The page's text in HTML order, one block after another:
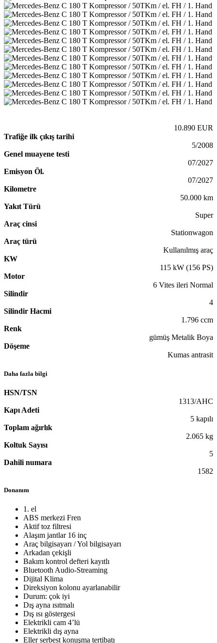
10.890 EUR
Trafiğe ilk çıkış tarihi
5/2008
Genel muayene testi
07/2027
Emisyon Öl.
07/2027
Kilometre
50.000 km
Yakıt Türü
Super
Araç cinsi
Stationwagon
Araç türü
Kullanılmış araç
KW
115 kW (156 PS)
Motor
6 Vites ileri Normal
Silindir
4
Silindir Hacmi
1.796 ccm
Renk
gümüş Metalik Boya
Döşeme
Kumas antrasit
Daha fazla bilgi
HSN/TSN
1313/AHC
Kapı Adeti
5 kapılı
Toplam ağırlık
2.065 kg
Koltuk Sayısı
5
Dahili numara
1582
Donanım
1. el
ABS merkezi Fren
Aktif toz filtresi
Alaşım jantlar 16 inç
Araç bilgisayarı / Yol bilgisayarı
Arkadan çekişli
Bakım kontrol defteri kayıtlı
Bluetooth Audio-Streaming
Dijital Klima
Direksiyon kolonu ayarlanabilir
Durum: çok iyi
Dış ayna ısıtmalı
Dış ısı göstergesi
Elektrikli cam 4’lü
Elektrikli dış ayna
Eller serbest konuşma tertibatı